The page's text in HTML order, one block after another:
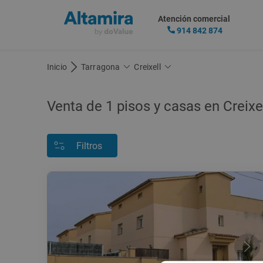
Atención comercial
914 842 874
Inicio Tarragona Creixell
Venta de 1 pisos y casas en
Filtros